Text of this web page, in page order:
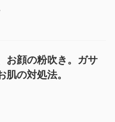
お顔の粉吹き。ガサ
肌の対処法。